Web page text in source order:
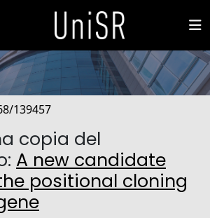
139457
copia del
A new candidate
positional cloning